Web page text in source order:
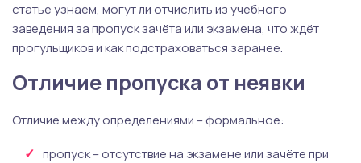
статье узнаем, могут ли отчислить из учебного
заведения за пропуск зачёта или экзамена, что ждёт
прогульщиков и как подстраховаться заранее.
Отличие пропуска от неявки
Отличие между определениями – формальное:
пропуск – отсутствие на экзамене или зачёте при